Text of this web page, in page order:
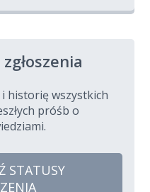
historię wszystkich
próśb o
STATUSY